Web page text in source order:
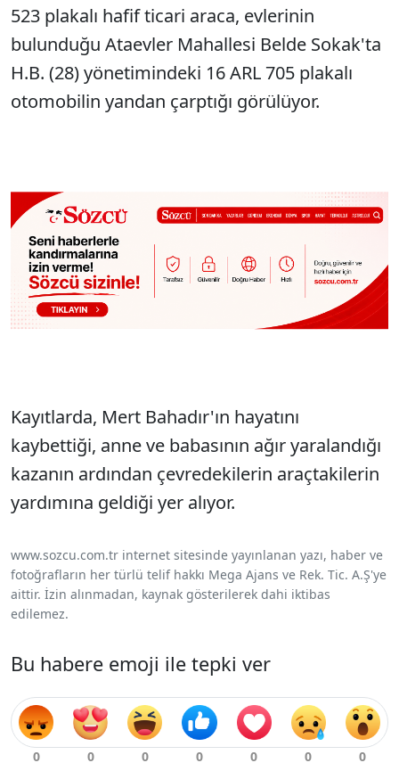
523 plakalı hafif ticari araca, evlerinin
bulunduğu Ataevler Mahallesi Belde Sokak'ta
H.B. (28) yönetimindeki 16 ARL 705 plakalı
otomobilin yandan çarptığı görülüyor.
Kayıtlarda, Mert Bahadır'ın hayatını
kaybettiği, anne ve babasının ağır yaralandığı
kazanın ardından çevredekilerin araçtakilerin
yardımına geldiği yer alıyor.
www.sozcu.com.tr internet sitesinde yayınlanan yazı, haber ve
fotoğrafların her türlü telif hakkı Mega Ajans ve Rek. Tic. A.Ş'ye
aittir. İzin alınmadan, kaynak gösterilerek dahi iktibas
edilemez.
Bu habere emoji ile tepki ver